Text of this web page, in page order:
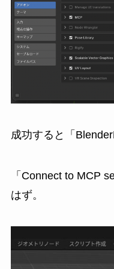
成功すると「
「Connect to MCP
はず。